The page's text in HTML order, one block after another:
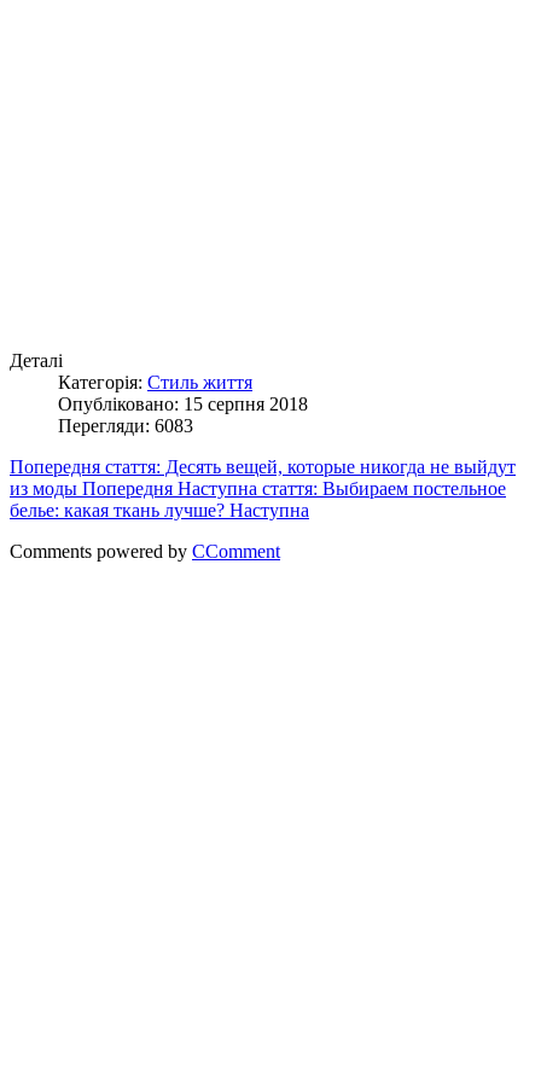
Деталі
Категорія: Стиль життя
Опубліковано: 15 серпня 2018
Перегляди: 6083
Попередня стаття: Десять вещей, которые никогда не выйдут
из моды Попередня Наступна стаття: Выбираем постельное
белье: какая ткань лучше? Наступна
Comments powered by CComment